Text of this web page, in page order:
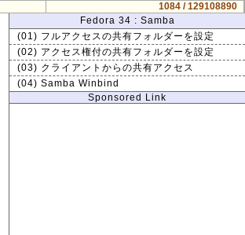
1084 / 129108890
Fedora 34 : Samba
(01) フルアクセスの共有フォルダーを設定
(02) アクセス権付の共有フォルダーを設定
(03) クライアントからの共有アクセス
(04) Samba Winbind
Sponsored Link